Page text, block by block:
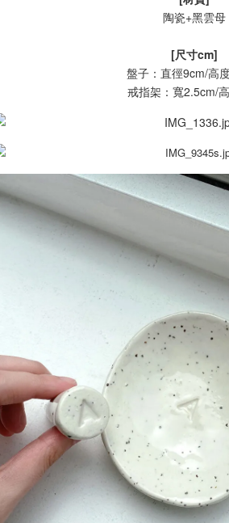
陶瓷+黑雲母
[尺寸cm]
盤子：直徑9cm/高
戒指架：寬2.5cm/